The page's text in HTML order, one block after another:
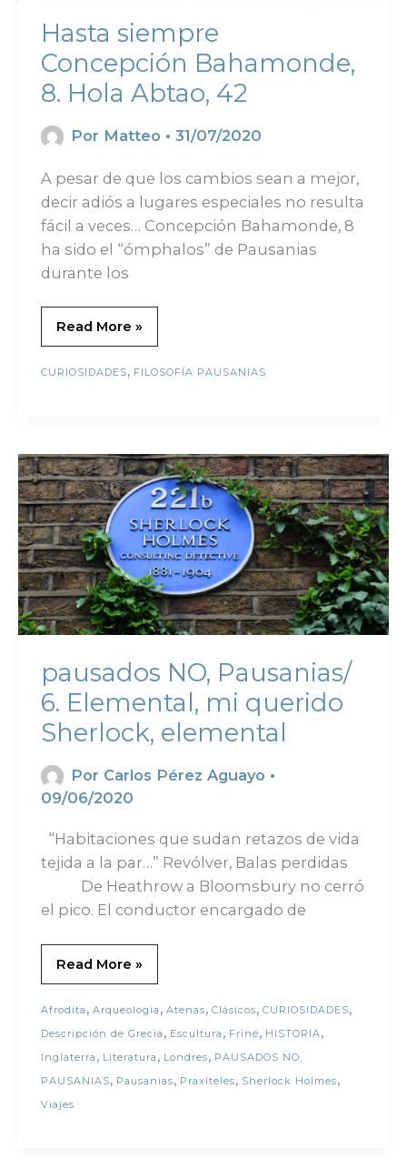
Hasta siempre
Concepción Bahamonde,
8. Hola Abtao, 42
Por Matteo • 31/07/2020
A pesar de que los cambios sean a mejor,
decir adiós a lugares especiales no resulta
fácil a veces… Concepción Bahamonde, 8
ha sido el “ómphalos” de Pausanias
durante los
Read More »
CURIOSIDADES, FILOSOFÍA PAUSANIAS
pausados NO, Pausanias/
6. Elemental, mi querido
Sherlock, elemental
Por Carlos Pérez Aguayo •
09/06/2020
“Habitaciones que sudan retazos de vida
tejida a la par…” Revólver, Balas perdidas
De Heathrow a Bloomsbury no cerró
el pico. El conductor encargado de
Read More »
Afrodita , Arqueologia , Atenas, Clásicos, CURIOSIDADES,
Descripción de Grecia , Escultura , Friné, HISTORIA,
Inglaterra , Literatura , Londres, PAUSADOS NO,
PAUSANIAS, Pausanias, Praxíteles, Sherlock Holmes,
Viajes